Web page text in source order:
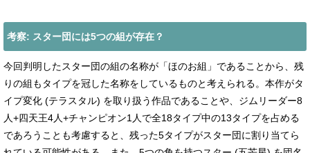
考察: スター団には5つの組が存在？
今回判明したスター団の組の名称が「ほのお組」であることから、残
りの組もタイプを冠した名称をしているものと考えられる。本作がタ
イプ変化 (テラスタル) を取り扱う作品であることや、ジムリーダー8
人+四天王4人+チャンピオン1人で全18タイプ中の13タイプを占める
であろうことも考慮すると、残った5タイプがスター団に割り当てら